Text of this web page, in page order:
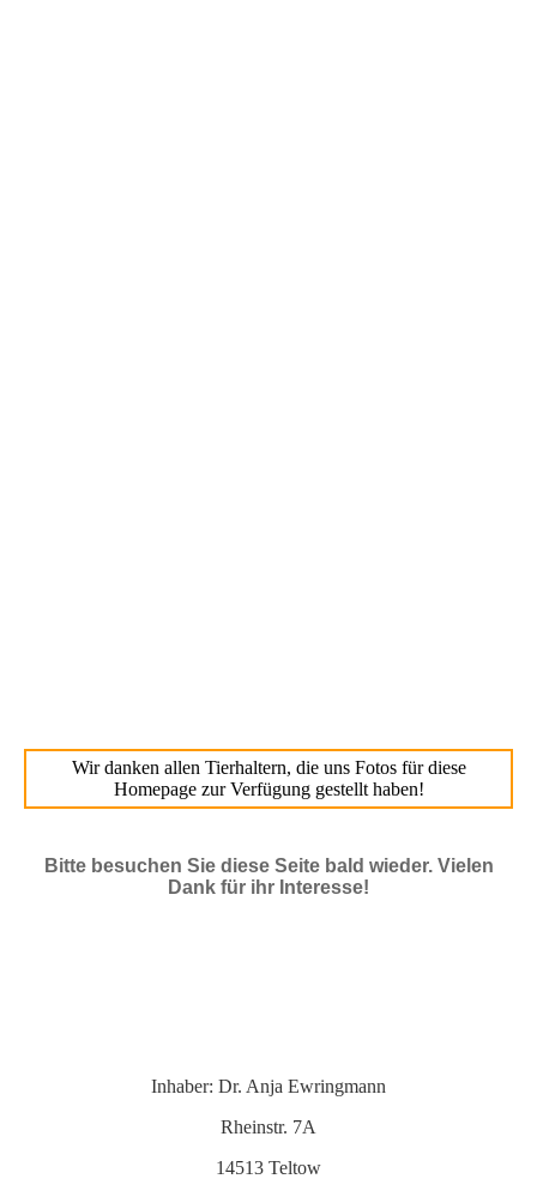
Wir danken allen Tierhaltern, die uns Fotos für diese
Homepage zur Verfügung gestellt haben!
Bitte besuchen Sie diese Seite bald wieder. Vielen
Dank für ihr Interesse!
Inhaber: Dr. Anja Ewringmann
Rheinstr. 7A
14513 Teltow